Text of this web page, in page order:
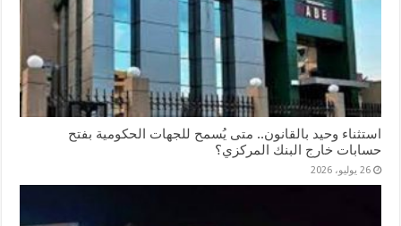
استثناء وحيد بالقانون.. متى يُسمح للجهات الحكومية بفتح
حسابات خارج البنك المركزي؟
26 يوليو، 2026